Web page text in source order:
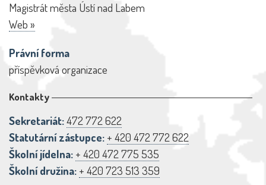
Magistrát města Ústí nad Labem
Web »
Právní forma
příspěvková organizace
Kontakty
Sekretariát:472 772 622
Statutární zástupce: + 420 472 772 622
Školní jídelna: + 420 472 775 535
Školní družina: + 420 723 513 359